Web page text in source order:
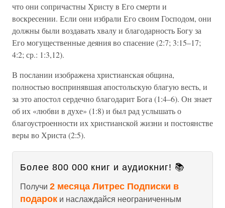
что они сопричастны Христу в Его смерти и
воскресении. Если они избрали Его своим Господом, они
должны были воздавать хвалу и благодарность Богу за
Его могущественные деяния во спасение (2:7; 3:15–17;
4:2; ср.: 1:3,12).
В послании изображена христианская община,
полностью воспринявшая апостольскую благую весть, и
за это апостол сердечно благодарит Бога (1:4–6). Он знает
об их «любви в духе» (1:8) и был рад услышать о
благоустроенности их христианской жизни и постоянстве
веры во Христа (2:5).
Более 800 000 книг и аудиокниг! 📚
Получи 2 месяца Литрес Подписки в
подарок и наслаждайся неограниченным